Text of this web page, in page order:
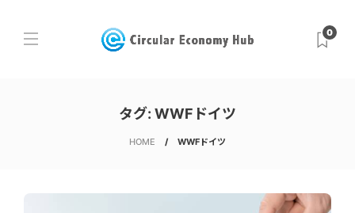
0
タグ: WWFドイツ
HOME WWFドイツ